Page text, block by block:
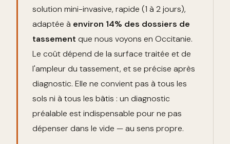
solution mini-invasive, rapide (1 à 2 jours),
adaptée à environ 14% des dossiers de
tassement que nous voyons en Occitanie.
Le coût dépend de la surface traitée et de
l'ampleur du tassement, et se précise après
diagnostic. Elle ne convient pas à tous les
sols ni à tous les bâtis : un diagnostic
préalable est indispensable pour ne pas
dépenser dans le vide — au sens propre.